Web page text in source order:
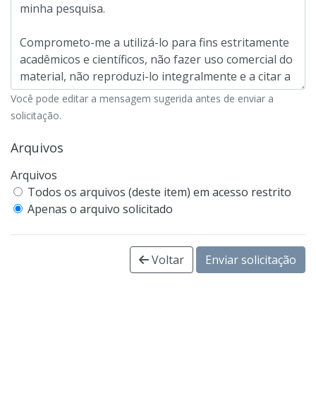
Você pode editar a mensagem sugerida antes de enviar a
solicitação.
Arquivos
Arquivos
Todos os arquivos (deste item) em acesso restrito
Apenas o arquivo solicitado
Voltar Enviar solicitação